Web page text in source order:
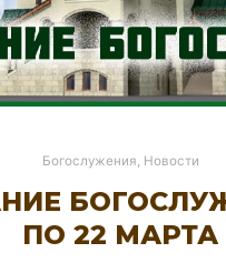
Богослужения, Новости
ПО 22 МАРТА